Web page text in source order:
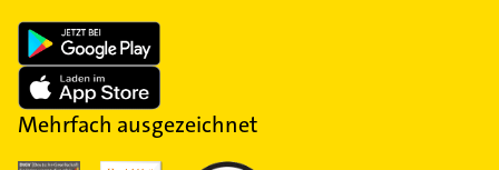
Mehrfach ausgezeichnet